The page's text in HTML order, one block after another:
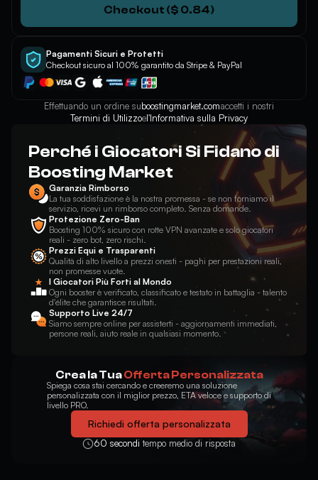
Odogaron Armor Base Set
Dreadwood - Sniper +$17.00
+$35.00
Prismatic - Sniper +$54.00
Palico Disguise Bomb Unit Base Set- Techies +$46.00
Poison - Techies +$25.00
Dire- Techies +$36.00
Prismatic- Techies
Zinogre Armor Base Set
Sylvan- Windranger +$37.00
Prismatic +$49.00
Apprentice Fiver +$17.00
Checkout ($ 0.84)
Pagamenti Sicuri e Protetti
Checkout sicuro al 100% garantito da Stripe & PayPal
Effettuando un ordine suboostingmarket.comaccetti i nostri
Termini di Utilizzoel'Informativa sulla Privacy
Perché i Giocatori Si Fidano di
Boosting Market
Garanzia Rimborso
La tua soddisfazione è la nostra promessa - se non forniamo il
servizio, ricevi un rimborso completo. Senza domande.
Protezione Zero-Ban
Boosting 100% sicuro con rotte VPN avanzate e solo giocatori
reali - zero bot, zero rischi.
Prezzi Equi e Trasparenti
Qualità di alto livello a prezzi onesti - paghi per prestazioni reali,
non promesse vuote.
I Giocatori Più Forti al Mondo
Ogni booster è verificato, classificato e testato in battaglia - talento
d'élite che garantisce risultati.
Supporto Live 24/7
Siamo sempre online per assisterti - aggiornamenti immediati,
persone reali, aiuto reale in qualsiasi momento.
Crea la TuaOfferta Personalizzata
Spiega cosa stai cercando e creeremo una soluzione
personalizzata con il miglior prezzo, ETA veloce e supporto di
livello PRO.
Richiedi offerta personalizzata
60 seconditempo medio di risposta